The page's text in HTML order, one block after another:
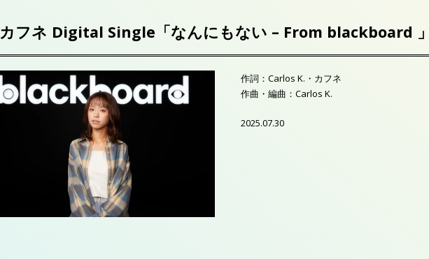
カフネ Digital Single「なんにもない – From blackboard
作詞：Carlos K.・カフネ
作曲・編曲：Carlos K.
2025.07.30